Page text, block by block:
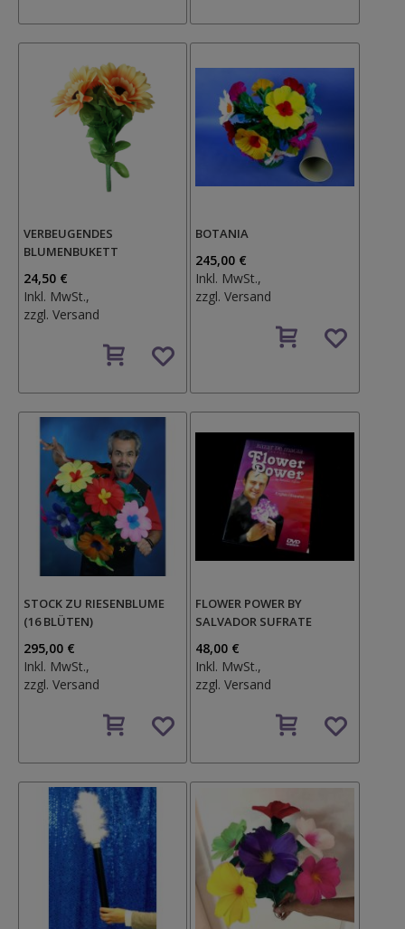
VERBEUGENDES
BLUMENBUKETT
24,50 €
Inkl. MwSt.,
zzgl. Versand
den
BOTANIA
245,00 €
Inkl. MwSt.,
zzgl.Versand
den
STOCK ZU RIESENBLUME
(16 BLÜTEN)
295,00 €
Inkl. MwSt.,
zzgl. Versand
den
FLOWER POWER BY
SALVADOR SUFRATE
48,00 €
Inkl. MwSt.,
zzgl.Versand
den